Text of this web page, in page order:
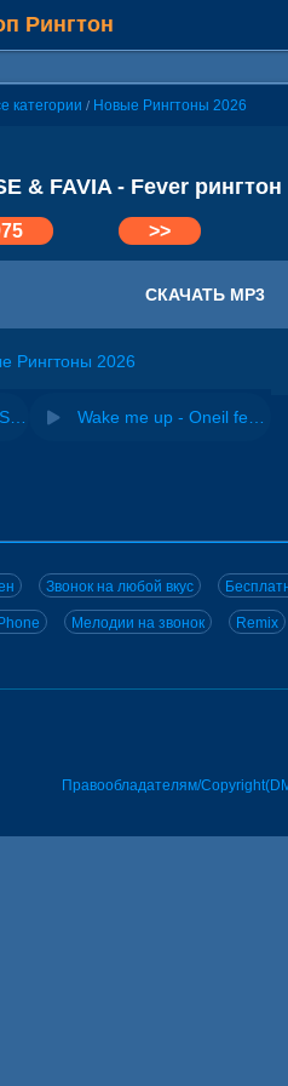
Рингтон
категории / Новые Рингтоны 2026
& FAVIA - Fever рингтон
>>
СКАЧАТЬ MP3
Рингтоны 2026
Звонок на любой вкус
Мелодии на звонок Remix
Правообладателям/